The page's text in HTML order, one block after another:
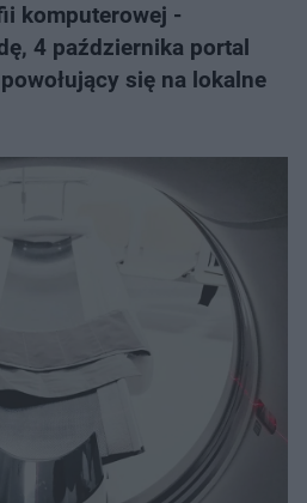
komputerowej -
4 października portal
się na lokalne